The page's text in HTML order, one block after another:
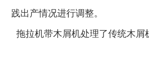
践出产情况进行调整。
拖拉机带木屑机处理了传统木屑